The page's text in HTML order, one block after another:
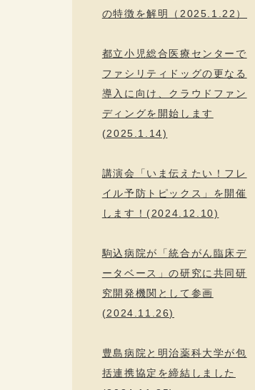
の特徴を解明（2025.1.22）
都立小児総合医療センターで
ファシリティドッグの更なる
導入に向け、クラウドファン
ディングを開始します
(2025.1.14)
講演会「いま伝えたい！フレ
イル予防トピックス」を開催
します！(2024.12.10)
駒込病院が「統合がん臨床デ
ータベース」の研究に共同研
究開発機関として参画
(2024.11.26)
豊島病院と明治薬科大学が包
括連携協定を締結しました